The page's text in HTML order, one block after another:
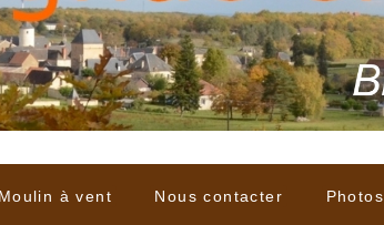
Moulin à vent Nous contacter Photos